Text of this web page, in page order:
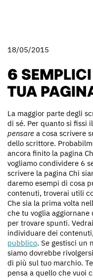
18/05/2015
6 SEMPLICI
TUA
La maggior parte degli
di sé. Per quanto si fissi
pensare a cosa scrivere
dello scrittore.
ancora finito la pagina
vogliamo condividere 6
scrivere la pagina Chi
daremo esempi di cosa
contenuti, troverai utili
Che sia la prima volta
che tu voglia
per trovare spunti.
individuare dei
pubblico. Se gestisci un
siamo dovrebbe
di più sul tuo marchio.
pensa a quello che vuoi